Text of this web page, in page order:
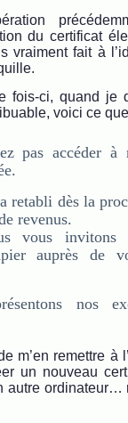
du certificat
vraiment fait à
fois-ci, quand je
voici ce
pas accéder à
retabli dès la
revenus.
vous invitons
auprès de
nos
m’en remettre à
un nouveau
autre ordinateur…